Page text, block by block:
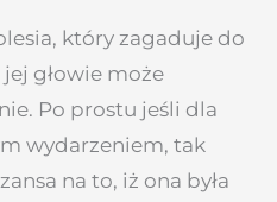
który zagaduje do
głowie może
Po prostu jeśli dla
wydarzeniem, tak
na to, iż ona była